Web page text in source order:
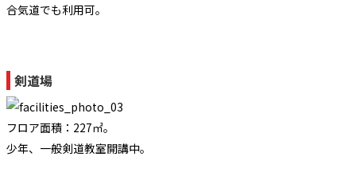
合気道でも利用可。
剣道場
フロア面積：227㎡。
少年、一般剣道教室開講中。